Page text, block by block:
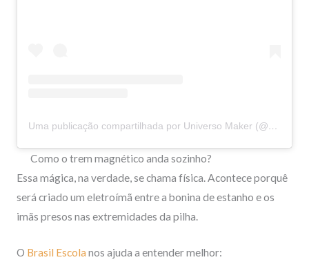
Uma publicação compartilhada por Universo Maker (@universo_maker)
Como o trem magnético anda sozinho?
Essa mágica, na verdade, se chama física. Acontece porquê
será criado um eletroímã entre a bonina de estanho e os
imãs presos nas extremidades da pilha.
O Brasil Escola nos ajuda a entender melhor: